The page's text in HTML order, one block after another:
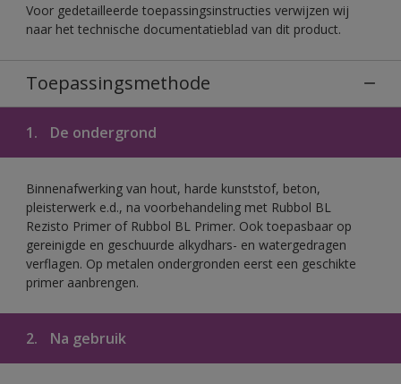
Voor gedetailleerde toepassingsinstructies verwijzen wij
naar het technische documentatieblad van dit product.
Toepassingsmethode
1. De ondergrond
Binnenafwerking van hout, harde kunststof, beton,
pleisterwerk e.d., na voorbehandeling met Rubbol BL
Rezisto Primer of Rubbol BL Primer. Ook toepasbaar op
gereinigde en geschuurde alkydhars- en watergedragen
verflagen. Op metalen ondergronden eerst een geschikte
primer aanbrengen.
2. Na gebruik